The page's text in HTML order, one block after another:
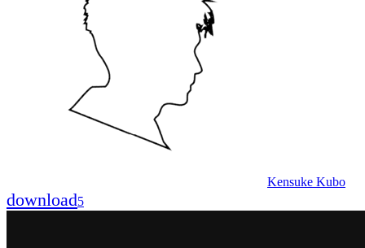
Kensuke Kubo
download5